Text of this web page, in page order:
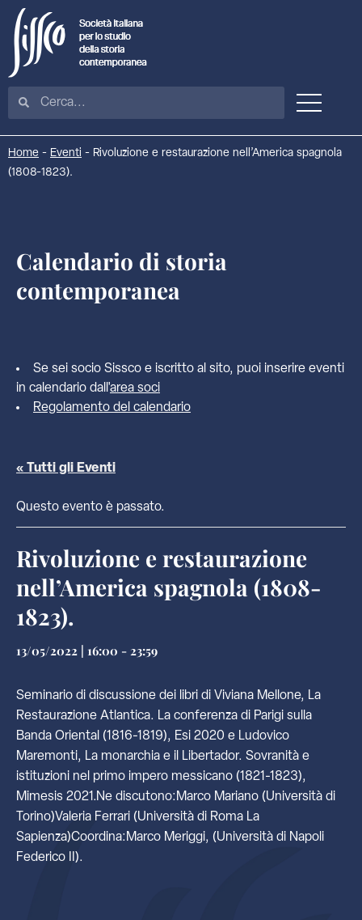
Home - Eventi - Rivoluzione e restaurazione nell’America spagnola
(1808-1823).
Calendario di storia
contemporanea
Se sei socio Sissco e iscritto al sito, puoi inserire eventi
in calendario dall'area soci
Regolamento del calendario
« Tutti gli Eventi
Questo evento è passato.
Rivoluzione e restaurazione
nell’America spagnola (1808-
1823).
13/05/2022 | 16:00 - 23:59
Seminario di discussione dei libri di Viviana Mellone, La
Restaurazione Atlantica. La conferenza di Parigi sulla
Banda Oriental (1816-1819), Esi 2020 e Ludovico
Maremonti, La monarchia e il Libertador. Sovranità e
istituzioni nel primo impero messicano (1821-1823),
Mimesis 2021.Ne discutono:Marco Mariano (Università di
Torino)Valeria Ferrari (Università di Roma La
Sapienza)Coordina:Marco Meriggi, (Università di Napoli
Federico II).